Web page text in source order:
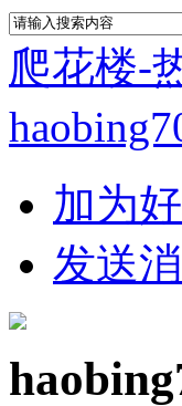
爬花楼-
加为
发送